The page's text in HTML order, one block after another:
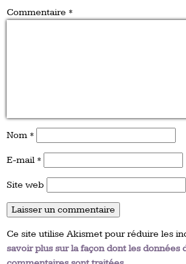
Commentaire *
Nom *
E-mail *
Site web
Ce site utilise Akismet pour réduire les
savoir plus sur la façon dont les données